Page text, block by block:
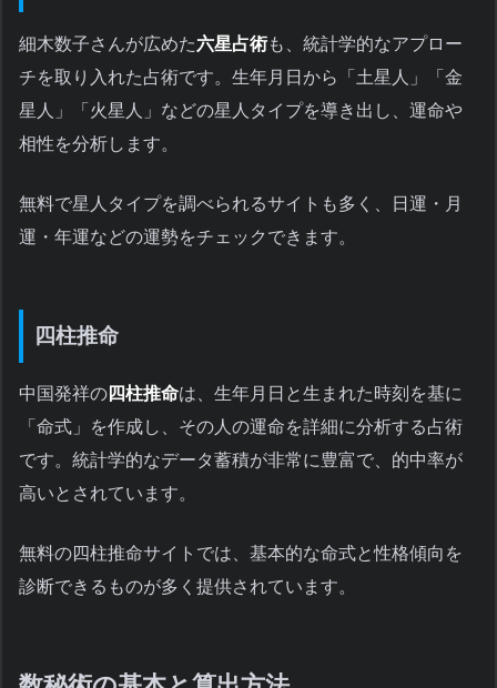
細木数子さんが広めた六星占術も、統計学的なアプロー
チを取り入れた占術です。生年月日から「土星人」「金
星人」「火星人」などの星人タイプを導き出し、運命や
相性を分析します。
無料で星人タイプを調べられるサイトも多く、日運・月
運・年運などの運勢をチェックできます。
四柱推命
中国発祥の四柱推命は、生年月日と生まれた時刻を基に
「命式」を作成し、その人の運命を詳細に分析する占術
です。統計学的なデータ蓄積が非常に豊富で、的中率が
高いとされています。
無料の四柱推命サイトでは、基本的な命式と性格傾向を
診断できるものが多く提供されています。